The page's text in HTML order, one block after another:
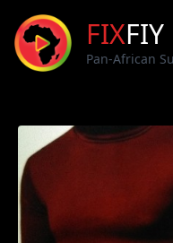
FIXFIY
Pan-African